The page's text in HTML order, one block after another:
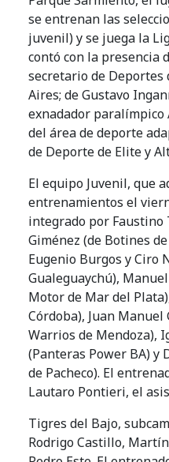
se entrenan las
juvenil) y se juega la
contó con la presencia
secretario de Deportes
Aires; de Gustavo
exnadador
del área de deporte
de Deporte de Elite y
El equipo Juvenil, que
entrenamientos el
integrado por
Giménez (de Botines
Eugenio Burgos y Ciro
Gualeguaychú),
Motor de Mar del
Córdoba), Juan
Warrios de Mendoza),
(Panteras Power BA) y
de Pacheco). El
Lautaro Pontieri, el
Tigres del Bajo,
Rodrigo Castillo,